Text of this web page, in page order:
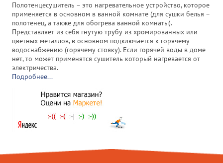
Полотенцесушитель – это нагревательное устройство, которое
применяется в основном в ванной комнате (для сушки белья –
полотенец, а также для обогрева ванной комнаты).
Представляет из себя гнутую трубу из хромированных или
цветных металлов, в основном подключается к горячему
водоснабжению (горячему стояку). Если горячей воды в доме
нет, то может применятся сушитель который нагревается от
электричества.
Подробнее...